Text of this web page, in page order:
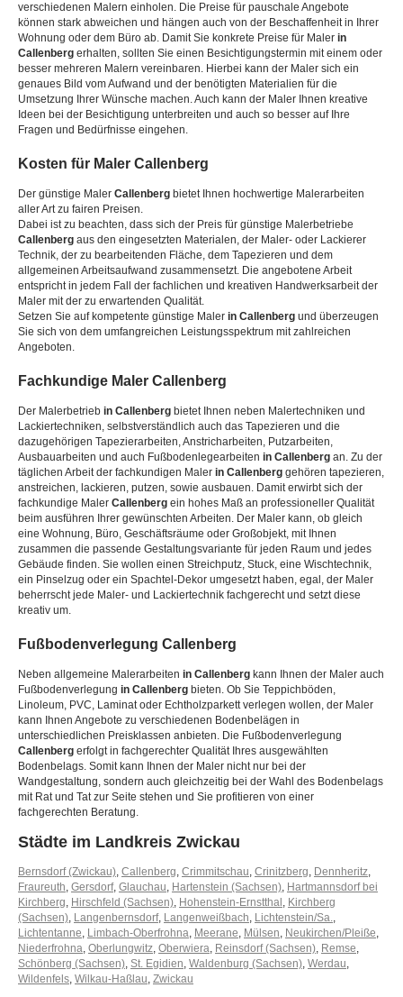
verschiedenen Malern einholen. Die Preise für pauschale Angebote
können stark abweichen und hängen auch von der Beschaffenheit in Ihrer
Wohnung oder dem Büro ab. Damit Sie konkrete Preise für Maler in
Callenberg erhalten, sollten Sie einen Besichtigungstermin mit einem oder
besser mehreren Malern vereinbaren. Hierbei kann der Maler sich ein
genaues Bild vom Aufwand und der benötigten Materialien für die
Umsetzung Ihrer Wünsche machen. Auch kann der Maler Ihnen kreative
Ideen bei der Besichtigung unterbreiten und auch so besser auf Ihre
Fragen und Bedürfnisse eingehen.
Kosten für Maler Callenberg
Der günstige Maler Callenberg bietet Ihnen hochwertige Malerarbeiten
aller Art zu fairen Preisen.
Dabei ist zu beachten, dass sich der Preis für günstige Malerbetriebe
Callenberg aus den eingesetzten Materialen, der Maler- oder Lackierer
Technik, der zu bearbeitenden Fläche, dem Tapezieren und dem
allgemeinen Arbeitsaufwand zusammensetzt. Die angebotene Arbeit
entspricht in jedem Fall der fachlichen und kreativen Handwerksarbeit der
Maler mit der zu erwartenden Qualität.
Setzen Sie auf kompetente günstige Maler in Callenberg und überzeugen
Sie sich von dem umfangreichen Leistungsspektrum mit zahlreichen
Angeboten.
Fachkundige Maler Callenberg
Der Malerbetrieb in Callenberg bietet Ihnen neben Malertechniken und
Lackiertechniken, selbstverständlich auch das Tapezieren und die
dazugehörigen Tapezierarbeiten, Anstricharbeiten, Putzarbeiten,
Ausbauarbeiten und auch Fußbodenlegearbeiten in Callenberg an. Zu der
täglichen Arbeit der fachkundigen Maler in Callenberg gehören tapezieren,
anstreichen, lackieren, putzen, sowie ausbauen. Damit erwirbt sich der
fachkundige Maler Callenberg ein hohes Maß an professioneller Qualität
beim ausführen Ihrer gewünschten Arbeiten. Der Maler kann, ob gleich
eine Wohnung, Büro, Geschäftsräume oder Großobjekt, mit Ihnen
zusammen die passende Gestaltungsvariante für jeden Raum und jedes
Gebäude finden. Sie wollen einen Streichputz, Stuck, eine Wischtechnik,
ein Pinselzug oder ein Spachtel-Dekor umgesetzt haben, egal, der Maler
beherrscht jede Maler- und Lackiertechnik fachgerecht und setzt diese
kreativ um.
Fußbodenverlegung Callenberg
Neben allgemeine Malerarbeiten in Callenberg kann Ihnen der Maler auch
Fußbodenverlegung in Callenberg bieten. Ob Sie Teppichböden,
Linoleum, PVC, Laminat oder Echtholzparkett verlegen wollen, der Maler
kann Ihnen Angebote zu verschiedenen Bodenbelägen in
unterschiedlichen Preisklassen anbieten. Die Fußbodenverlegung
Callenberg erfolgt in fachgerechter Qualität Ihres ausgewählten
Bodenbelags. Somit kann Ihnen der Maler nicht nur bei der
Wandgestaltung, sondern auch gleichzeitig bei der Wahl des Bodenbelags
mit Rat und Tat zur Seite stehen und Sie profitieren von einer
fachgerechten Beratung.
Städte im Landkreis Zwickau
Bernsdorf (Zwickau), Callenberg, Crimmitschau, Crinitzberg, Dennheritz,
Fraureuth, Gersdorf, Glauchau, Hartenstein (Sachsen), Hartmannsdorf bei
Kirchberg, Hirschfeld (Sachsen), Hohenstein-Ernstthal , Kirchberg
(Sachsen), Langenbernsdorf, Langenweißbach, Lichtenstein/Sa.,
Lichtentanne, Limbach-Oberfrohna, Meerane, Mülsen, Neukirchen/Pleiße,
Niederfrohna, Oberlungwitz, Oberwiera, Reinsdorf (Sachsen), Remse,
Schönberg (Sachsen), St. Egidien, Waldenburg (Sachsen), Werdau,
Wildenfels, Wilkau-Haßlau, Zwickau